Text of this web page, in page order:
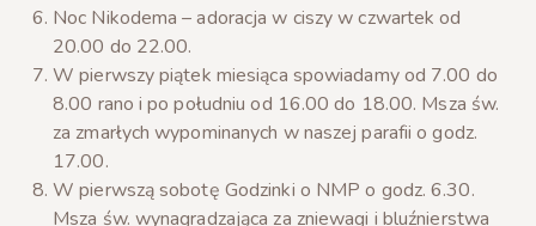
Noc Nikodema – adoracja w ciszy w czwartek od
20.00 do 22.00.
W pierwszy piątek miesiąca spowiadamy od 7.00 do
8.00 rano i po południu od 16.00 do 18.00. Msza św.
za zmarłych wypominanych w naszej parafii o godz.
17.00.
W pierwszą sobotę Godzinki o NMP o godz. 6.30.
Msza św. wynagradzająca za zniewagi i bluźnierstwa